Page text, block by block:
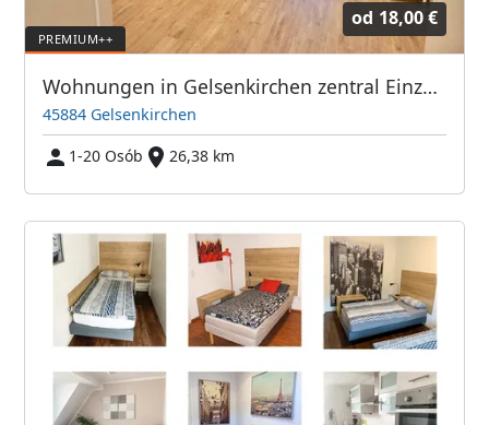
od 18,00 €
Wohnungen in Gelsenkirchen zentral Einzelzimmer/DoppelzimmerPremium
45884 Gelsenkirchen
1-20 Osób
26,38 km